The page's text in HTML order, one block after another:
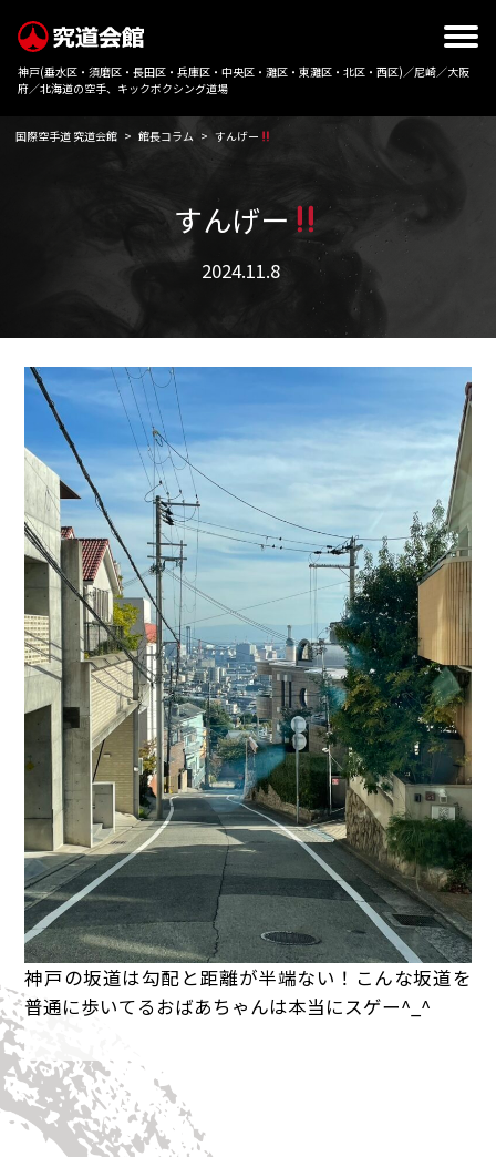
神戸(垂水区・須磨区・長田区・兵庫区・中央区・灘区・東灘区・北区・西区)／尼崎／大阪
府／北海道の空手、キックボクシング道場
国際空手道 究道会館 > 館長コラム > すんげー
すんげー
2024.11.8
神戸の坂道は勾配と距離が半端ない！こんな坂道を
普通に歩いてるおばあちゃんは本当にスゲー^_^